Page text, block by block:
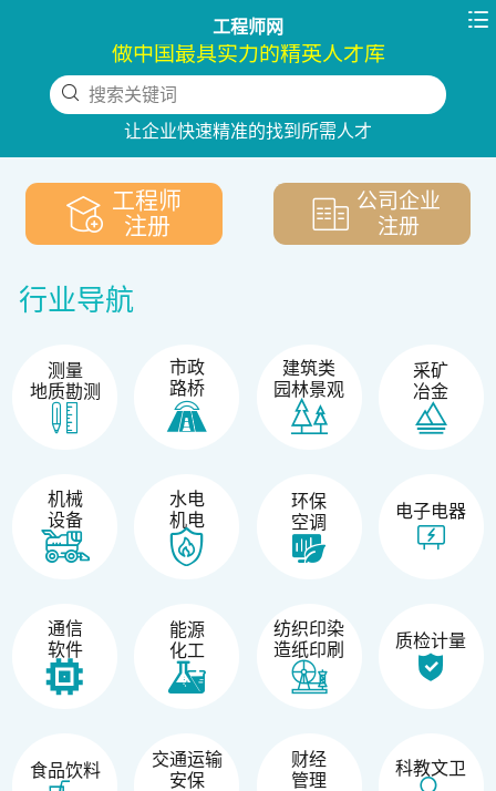
工程师网 
做中国最具实力的精英人才库
搜索关键词
让企业快速精准的找到所需人才
下拉刷新
工程师
注册
公司企业
注册
行业导航
测量
地质勘测
市政
路桥
建筑类
园林景观
采矿
冶金
机械
设备
水电
机电
环保
空调
电子电器
通信
软件
能源
化工
纺织印染
造纸印刷
质检计量
食品饮料
交通运输
安保
财经
管理
科教文卫